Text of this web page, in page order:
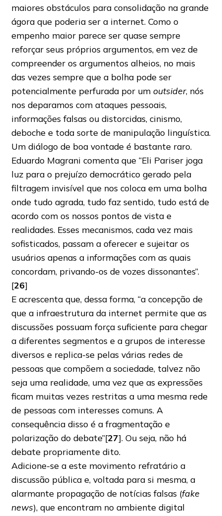
maiores obstáculos para consolidação na grande
ágora que poderia ser a internet. Como o
empenho maior parece ser quase sempre
reforçar seus próprios argumentos, em vez de
compreender os argumentos alheios, no mais
das vezes sempre que a bolha pode ser
potencialmente perfurada por um outsider, nós
nos deparamos com ataques pessoais,
informações falsas ou distorcidas, cinismo,
deboche e toda sorte de manipulação linguística.
Um diálogo de boa vontade é bastante raro.
Eduardo Magrani comenta que “Eli Pariser joga
luz para o prejuízo democrático gerado pela
filtragem invisível que nos coloca em uma bolha
onde tudo agrada, tudo faz sentido, tudo está de
acordo com os nossos pontos de vista e
realidades. Esses mecanismos, cada vez mais
sofisticados, passam a oferecer e sujeitar os
usuários apenas a informações com as quais
concordam, privando-os de vozes dissonantes”.
[26]
E acrescenta que, dessa forma, “a concepção de
que a infraestrutura da internet permite que as
discussões possuam força suficiente para chegar
a diferentes segmentos e a grupos de interesse
diversos e replica-se pelas várias redes de
pessoas que compõem a sociedade, talvez não
seja uma realidade, uma vez que as expressões
ficam muitas vezes restritas a uma mesma rede
de pessoas com interesses comuns. A
consequência disso é a fragmentação e
polarização do debate”[27]. Ou seja, não há
debate propriamente dito.
Adicione-se a este movimento refratário a
discussão pública e, voltada para si mesma, a
alarmante propagação de notícias falsas (fake
news), que encontram no ambiente digital